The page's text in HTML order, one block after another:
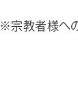
※宗教者様へ